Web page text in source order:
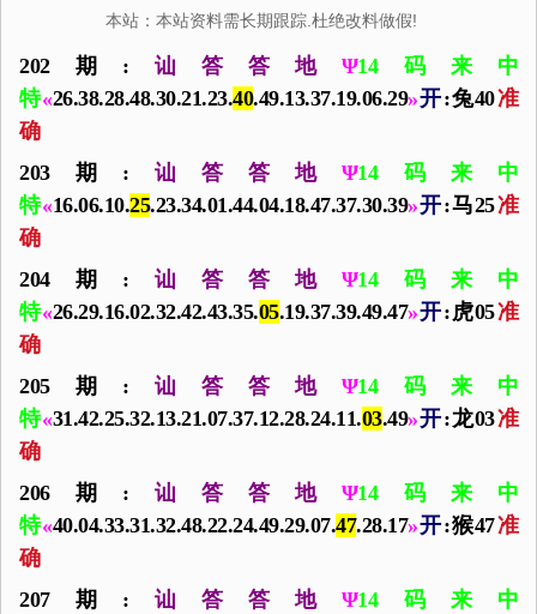
本站：本站资料需长期跟踪.杜绝改料做假!
202期: 讪答答地 Ψ14码来中
特«26.38.28.48.30.21.23.40.49.13.37.19.06.29»开:兔40准
确
203期: 讪答答地 Ψ14码来中
特«16.06.10.25.23.34.01.44.04.18.47.37.30.39»开:马25准
确
204期: 讪答答地 Ψ14码来中
特«26.29.16.02.32.42.43.35.05.19.37.39.49.47»开:虎05准
确
205期: 讪答答地 Ψ14码来中
特«31.42.25.32.13.21.07.37.12.28.24.11.03.49»开:龙03准
确
206期: 讪答答地 Ψ14码来中
特«40.04.33.31.32.48.22.24.49.29.07.47.28.17»开:猴47准
确
207期: 讪答答地 Ψ14码来中